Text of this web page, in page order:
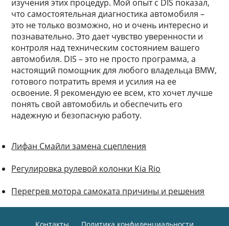
изучения этих процедур. Мой опыт с DIS показал,
что самостоятельная диагностика автомобиля –
это не только возможно, но и очень интересно и
познавательно. Это дает чувство уверенности и
контроля над техническим состоянием вашего
автомобиля. DIS – это не просто программа, а
настоящий помощник для любого владельца BMW,
готового потратить время и усилия на ее
освоение. Я рекомендую ее всем, кто хочет лучше
понять свой автомобиль и обеспечить его
надежную и безопасную работу.
Лифан Смайли замена сцепления
Регулировка рулевой колонки Kia Rio
Перегрев мотора самоката причины и решения